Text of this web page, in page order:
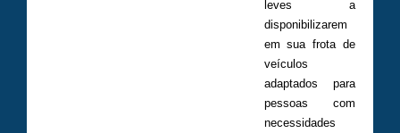
leves a
disponibilizarem
em sua frota de
veículos
adaptados para
pessoas com
necessidades